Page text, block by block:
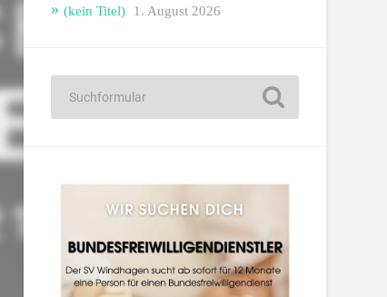
(kein Titel) 1. August 2026